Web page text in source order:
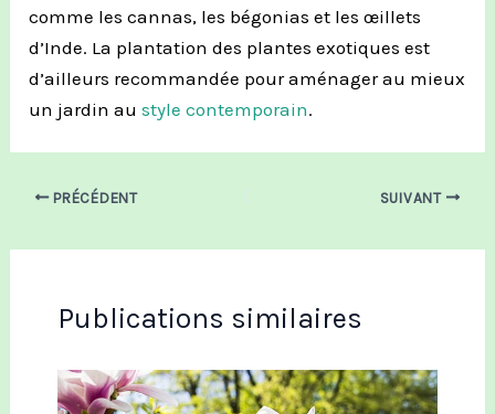
comme les cannas, les bégoniaset les œillets
d’Inde. La plantation des plantes exotiquesest
d’ailleurs recommandée pour aménager au mieux
un jardin austyle contemporain.
PRÉCÉDENT SUIVANT
Publications similaires